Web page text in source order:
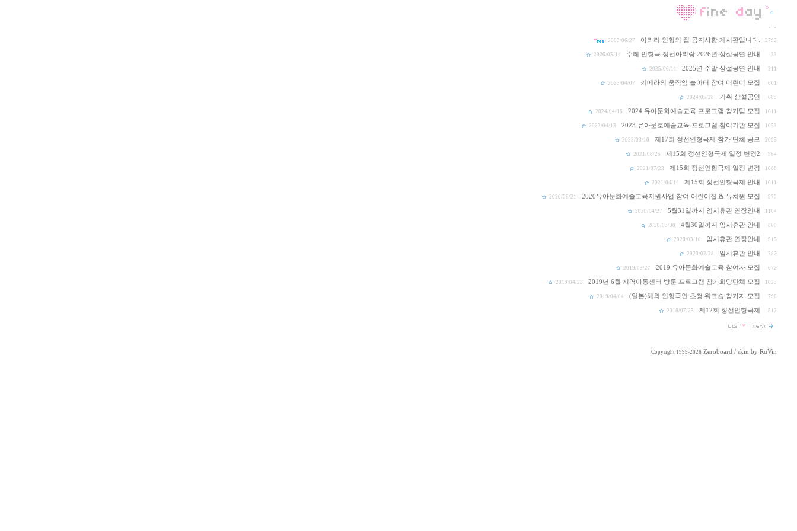
2005/06/27 아라리 인형의 집 공지사항 게시판입니다. 2792
2026/05/14 수레 인형극 정선아리랑 2026년 상설공연 안내 33
2025/06/11 2025년 주말 상설공연 안내 211
2025/04/07 키메라의 움직임 놀이터 참여 어린이 모집 601
2024/05/28 기획 상설공연 689
2024/04/16 2024 유아문화예술교육 프로그램 참가팀 모집 1011
2023/04/13 2023 유아문호예술교육 프로그램 참여기관 모집 1053
2023/03/10 제17회 정선인형극제 참가 단체 공모 2095
2021/08/25 제15회 정선인형극제 일정 변경2 964
2021/07/23 제15회 정선인형극제 일정 변경 1088
2021/04/14 제15회 정선인형극제 안내 1011
2020/06/21 2020유아문화예술교육지원사업 참여 어린이집 & 유치원 모집 970
2020/04/27 5월31일까지 임시휴관 연장안내 1104
2020/03/30 4월30일까지 임시휴관 안내 860
2020/03/10 임시휴관 연장안내 915
2020/02/28 임시휴관 안내 782
2019/05/27 2019 유아문화예술교육 참여자 모집 672
2019/04/23 2019년 6월 지역아동센터 방문 프로그램 참가희망단체 모집 1023
2019/04/04 (일본)해외 인형극인 초청 워크숍 참가자 모집 796
2018/07/25 제12회 정선인형극제 817
Copyright 1999-2026 Zeroboard / skin by RuVin